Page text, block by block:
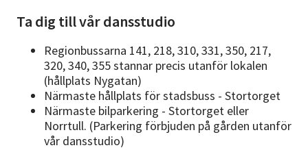
Ta dig till vår dansstudio
Regionbussarna 141, 218, 310, 331, 350, 217,
320, 340, 355 stannar precis utanför lokalen
(hållplats Nygatan)
Närmaste hållplats för stadsbuss - Stortorget
Närmaste bilparkering - Stortorget eller
Norrtull. (Parkering förbjuden på gården utanför
vår dansstudio)